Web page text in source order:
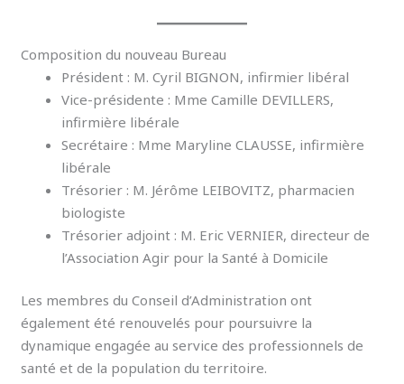
Composition du nouveau Bureau
Président : M. Cyril BIGNON, infirmier libéral
Vice-présidente : Mme Camille DEVILLERS,
infirmière libérale
Secrétaire : Mme Maryline CLAUSSE, infirmière
libérale
Trésorier : M. Jérôme LEIBOVITZ, pharmacien
biologiste
Trésorier adjoint : M. Eric VERNIER, directeur de
l’Association Agir pour la Santé à Domicile
Les membres du Conseil d’Administration ont
également été renouvelés pour poursuivre la
dynamique engagée au service des professionnels de
santé et de la population du territoire.